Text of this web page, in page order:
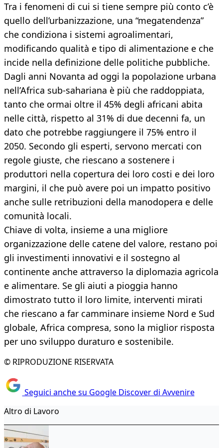
Tra i fenomeni di cui si tiene sempre più conto c’è
quello dell’urbanizzazione, una “megatendenza”
che condiziona i sistemi agroalimentari,
modificando qualità e tipo di alimentazione e che
incide nella definizione delle politiche pubbliche.
Dagli anni Novanta ad oggi la popolazione urbana
nell’Africa sub-sahariana è più che raddoppiata,
tanto che ormai oltre il 45% degli africani abita
nelle città, rispetto al 31% di due decenni fa, un
dato che potrebbe raggiungere il 75% entro il
2050. Secondo gli esperti, servono mercati con
regole giuste, che riescano a sostenere i
produttori nella copertura dei loro costi e dei loro
margini, il che può avere poi un impatto positivo
anche sulle retribuzioni della manodopera e delle
comunità locali.
Chiave di volta, insieme a una migliore
organizzazione delle catene del valore, restano poi
gli investimenti innovativi e il sostegno al
continente anche attraverso la diplomazia agricola
e alimentare. Se gli aiuti a pioggia hanno
dimostrato tutto il loro limite, interventi mirati
che riescano a far camminare insieme Nord e Sud
globale, Africa compresa, sono la miglior risposta
per uno sviluppo duraturo e sostenibile.
© RIPRODUZIONE RISERVATA
Seguici anche su Google Discover di Avvenire
Altro di Lavoro